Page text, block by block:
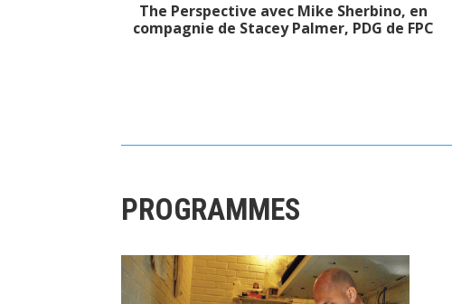
The Perspective avec Mike Sherbino, en
compagnie de Stacey Palmer, PDG de FPC
PROGRAMMES